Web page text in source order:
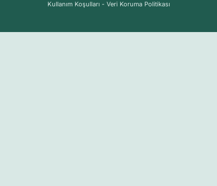
Kullanım Koşulları - Veri Koruma Politikası